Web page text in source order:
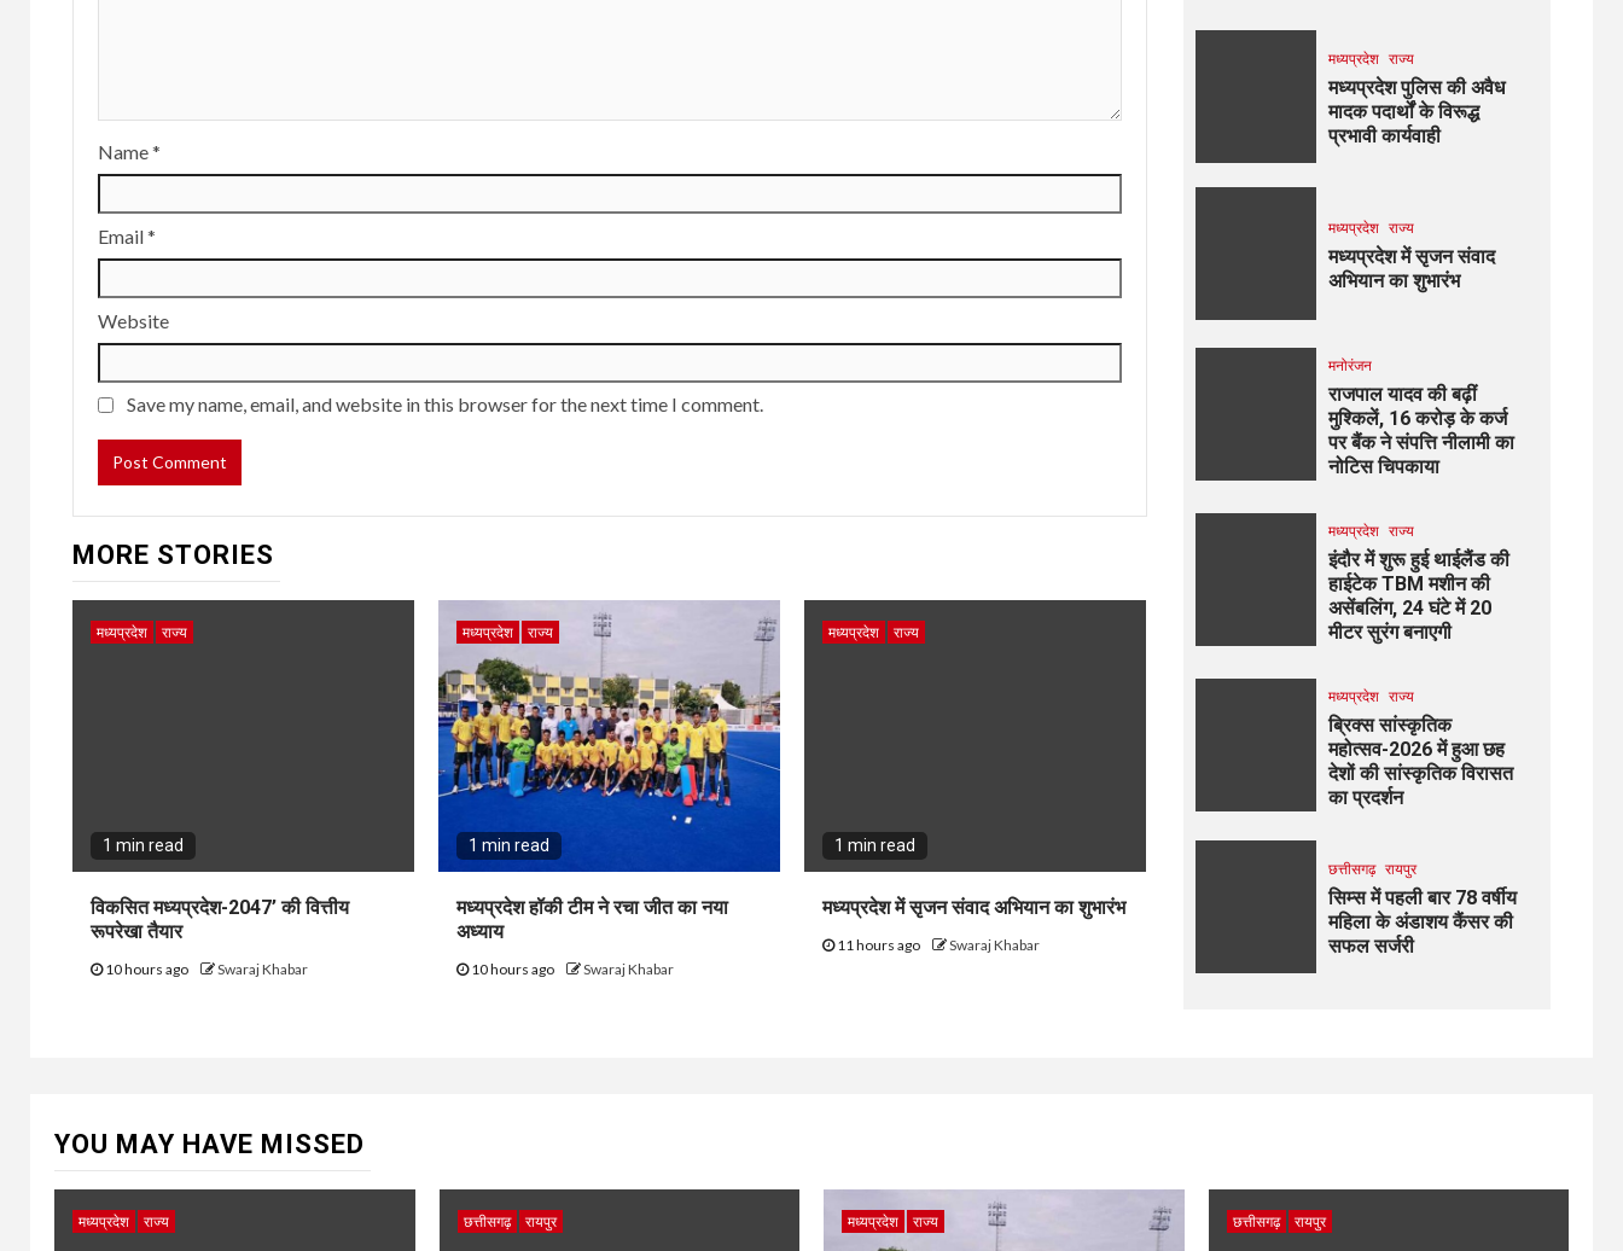
Name*
Email*
Website
Save my name, email, and website in this browser for the next time I comment.
MORE STORIES
मध्यप्रदेश राज्य
1 min read
विकसित मध्यप्रदेश-2047’ की वित्तीय
रूपरेखा तैयार
10 hours ago Swaraj Khabar
मध्यप्रदेश राज्य
1 min read
मध्यप्रदेश हॉकी टीम ने रचा जीत का नया
अध्याय
10 hours ago Swaraj Khabar
मध्यप्रदेश राज्य
1 min read
मध्यप्रदेश में सृजन संवाद अभियान का शुभारंभ
11 hours ago Swaraj Khabar
मध्यप्रदेश राज्य
मध्यप्रदेश पुलिस की अवैध
मादक पदार्थों के विरूद्ध
प्रभावी कार्यवाही
मध्यप्रदेश राज्य
मध्यप्रदेश में सृजन संवाद
अभियान का शुभारंभ
मनोरंजन
राजपाल यादव की बढ़ीं
मुश्किलें, ₹16 करोड़ के कर्ज
पर बैंक ने संपत्ति नीलामी का
नोटिस चिपकाया
मध्यप्रदेश राज्य
इंदौर में शुरू हुई थाईलैंड की
हाईटेक TBM मशीन की
असेंबलिंग, 24 घंटे में 20
मीटर सुरंग बनाएगी
मध्यप्रदेश राज्य
ब्रिक्स सांस्कृतिक
महोत्सव-2026 में हुआ छह
देशों की सांस्कृतिक विरासत
का प्रदर्शन
छत्तीसगढ़ रायपुर
सिम्स में पहली बार 78 वर्षीय
महिला के अंडाशय कैंसर की
सफल सर्जरी
YOU MAY HAVE MISSED
मध्यप्रदेश राज्य छत्तीसगढ़ रायपुर मध्यप्रदेश राज्य छत्तीसगढ़ रायपुर